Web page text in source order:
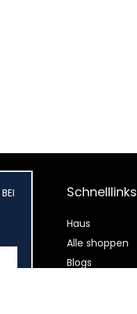
Schnelllinks
Haus
Alle shoppen
Blogs